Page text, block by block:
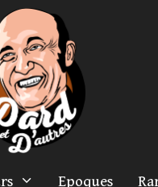
Epoques